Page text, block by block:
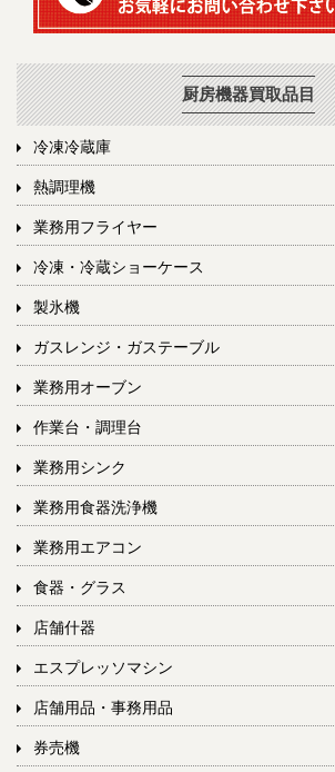
厨房機器買取品目
冷凍冷蔵庫
熱調理機
業務用フライヤー
冷凍・冷蔵ショーケース
製氷機
ガスレンジ・ガステーブル
業務用オーブン
作業台・調理台
業務用シンク
業務用食器洗浄機
業務用エアコン
食器・グラス
店舗什器
エスプレッソマシン
店舗用品・事務用品
券売機